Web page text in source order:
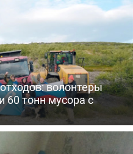
волонтеры
60 тонн мусора с